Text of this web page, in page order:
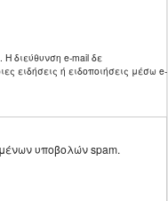
διεύθυνση e-mail δε
ειδήσεις ή ειδοποιήσεις μέσω e-
υποβολών spam.